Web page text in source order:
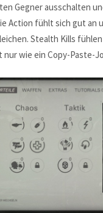
Gegner ausschalten
Action fühlt sich gut an
Stealth Kills
nur wie ein Copy-Paste-